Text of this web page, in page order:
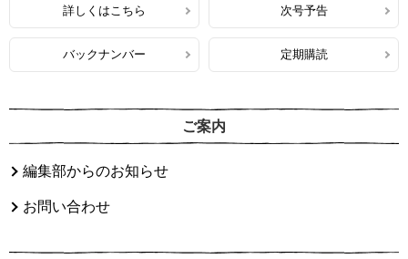
詳しくはこちら 次号予告
バックナンバー 定期購読
ご案内
編集部からのお知らせ
お問い合わせ